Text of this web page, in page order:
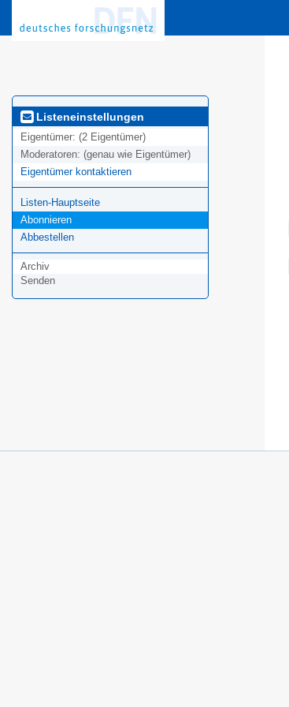
Listeneinstellungen
Eigentümer: (2 Eigentümer)
Moderatoren: (genau wie Eigentümer)
Eigentümer kontaktieren
Listen-Hauptseite
Abonnieren
Abbestellen
Archiv
Senden